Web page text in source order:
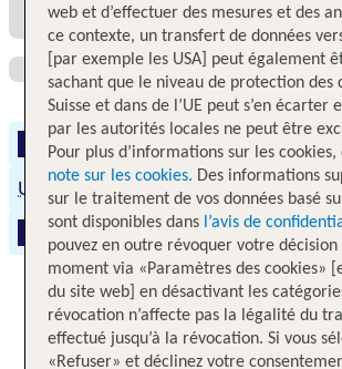
Famille Wi-Fi gratuit
Bien-
Une alimentation équilibrée
Sports
Fitness
web et d’effectuer des mesures et des
ce contexte, un transfert de données
[par exemple les USA] peut également
sachant que le niveau de protection des
Suisse et dans de l’UE peut s’en écarter
par les autorités locales ne peut être
Pour plus d’informations sur les cookies,
note sur les cookies. Des informations
sur le traitement de vos données basé
sont disponibles dans l’avis de
pouvez en outre révoquer votre
moment via «Paramètres des cookies»
du site web] en désactivant les
révocation n’affecte pas la légalité du
effectué jusqu’à la révocation. Si vous
«Refuser» et déclinez votre